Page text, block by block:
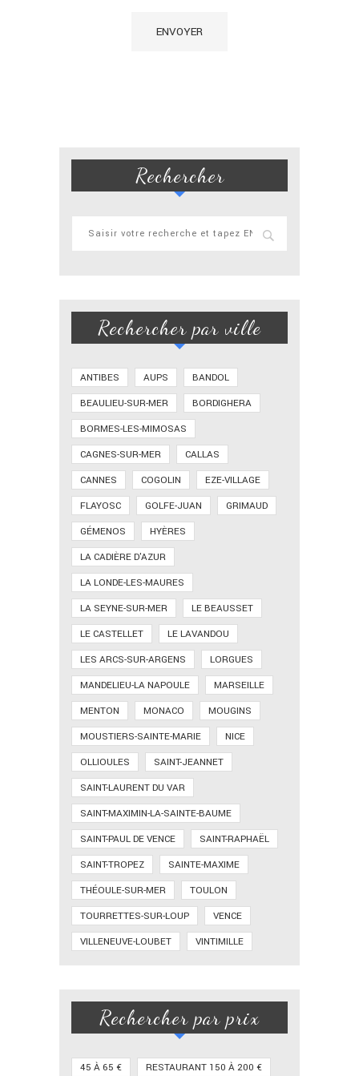
Rechercher
Rechercher par ville
ANTIBES AUPS
BANDOL
BEAULIEU-SUR-MER
BORDIGHERA
BORMES-LES-MIMOSAS
CAGNES-SUR-MER
CALLAS
CANNES
COGOLIN
EZE-VILLAGE
FLAYOSC
GOLFE-JUAN
GRIMAUD
GÉMENOS
HYÈRES
LA CADIÈRE D'AZUR
LA LONDE-LES-MAURES
LA SEYNE-SUR-MER
LE BEAUSSET
LE CASTELLET
LE LAVANDOU
LES ARCS-SUR-ARGENS
LORGUES
MANDELIEU-LA NAPOULE
MARSEILLE
MENTON
MONACO
MOUGINS
MOUSTIERS-SAINTE-MARIE
NICE
OLLIOULES
SAINT-JEANNET
SAINT-LAURENT DU VAR
SAINT-MAXIMIN-LA-SAINTE-BAUME
SAINT-PAUL DE VENCE
SAINT-RAPHAËL
SAINT-TROPEZ
SAINTE-MAXIME
THÉOULE-SUR-MER
TOULON
TOURRETTES-SUR-LOUP
VENCE
VILLENEUVE-LOUBET
VINTIMILLE
Rechercher par prix
45 À 65 €
RESTAURANT 150 À 200 €